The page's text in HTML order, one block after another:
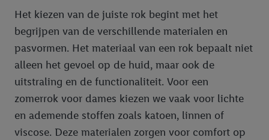
Het kiezen van de juiste rok begint met het
begrijpen van de verschillende materialen en
pasvormen. Het materiaal van een rok bepaalt niet
alleen het gevoel op de huid, maar ook de
uitstraling en de functionaliteit. Voor een
zomerrok voor dames kiezen we vaak voor lichte
en ademende stoffen zoals katoen, linnen of
viscose. Deze materialen zorgen voor comfort op